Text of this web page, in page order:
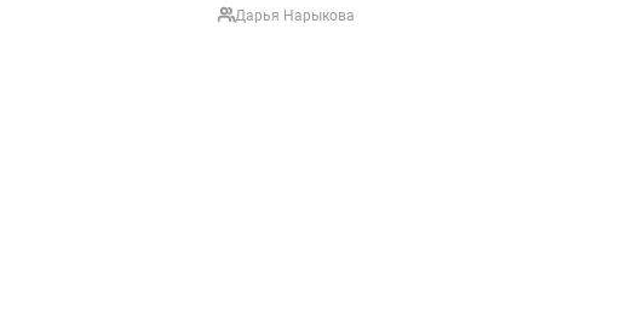
Дарья Нарыкова